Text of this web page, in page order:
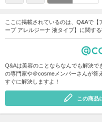
ここに掲載されているのは、Q&Aで
ープ アレルジーナ 液タイプ】に関す
Q&Aは美容のことならなんでも解決
の専門家や＠cosmeメンバーさんが答
すぐに解決しますよ！
この商品